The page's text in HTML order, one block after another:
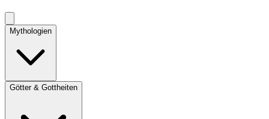
Mythologien
Götter & Gottheiten